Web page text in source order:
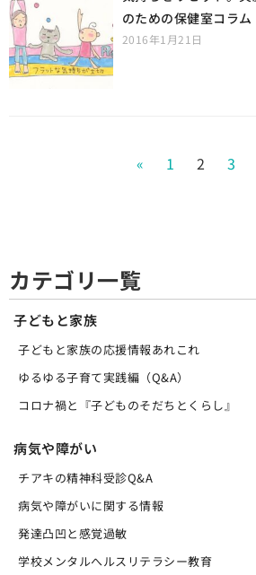
のための保健室コラム
2016年1月21日
« 1 2 3
カテゴリ一覧
子どもと家族
子どもと家族の応援情報あれこれ
ゆるゆる子育て実践編（Q&A）
コロナ禍と『子どものそだちとくらし』
病気や障がい
チアキの精神科受診Q&A
病気や障がいに関する情報
発達凸凹と感覚過敏
学校メンタルへルスリテラシー教育